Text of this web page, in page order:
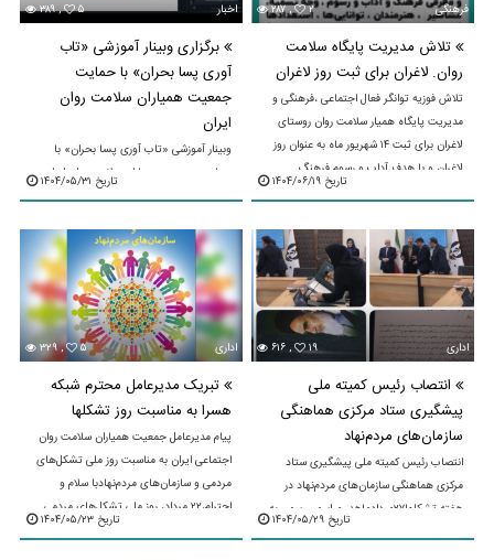
۲۸۷ , ۲ فرهنگی
تلاش مدیریت پایگاه سلامت
روان. لاغران برای ثبت روز لاغران
تلاش فوزیه توانگر فعال اجتماعی ،فرهنگی و
مدیریت پایگاه همیار سلامت روان روستای
لاغران برای ثبت ۱۴ شهریور ماه به عنوان روز
لاغران و با هدف آداب و رسوم فرهنگ
تاریخ ۱۴۰۴/۰۶/۱۹
۳۸۹ , ۵ اخبار
برگزاری وبینار آموزشی «تاب
آوری پسا بحران» با حمایت
جمعیت همیاران سلامت روان
ایران
وبینار آموزشی «تاب آوری پسا بحران» با
حمایت جمعیت همیاران سلامت روان ایران و
با همکاری دبیرخانه مأموریت ملی تاب آوری
...
تاریخ ۱۴۰۴/۰۵/۳۱
۶۱۶ , ۱۹ اداری
انتصاب رئیس کمیته ملی
پیشگیری ستاد مرکزی هماهنگی
سازمان‌های مردم‌نهاد
انتصاب رئیس کمیته ملی پیشگیری ستاد
مرکزی هماهنگی سازمان‌های مردم‌نهاد در
هفته تشکلها۲۷مردادماهدر مراسمی رسمی به
مناسبت روز تشکل‌ها که با حضور دبیرکل
تاریخ ۱۴۰۴/۰۵/۲۹
۳۲۹ , ۵ اداری
تبریک مدیرعامل محترم شبکه
هسرا به مناسبت روز تشکلها
پیام مدیرعامل جمعیت همیاران سلامت روان
اجتماعی ایران به مناسبت روز ملی تشکل‌های
مردمی و سازمان‌های مردم‌نهادبا سلام و
احترام،۲۲ مرداد، روز ملی تشکل‌های مردمی
تاریخ ۱۴۰۴/۰۵/۲۳